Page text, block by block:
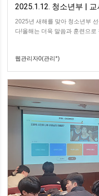
2025.1.12. 청소년부 | 교
2025년 새해를 맞아 청소년부
다!올해는 더욱 말씀과 훈련으
웹관리자0(관리*)